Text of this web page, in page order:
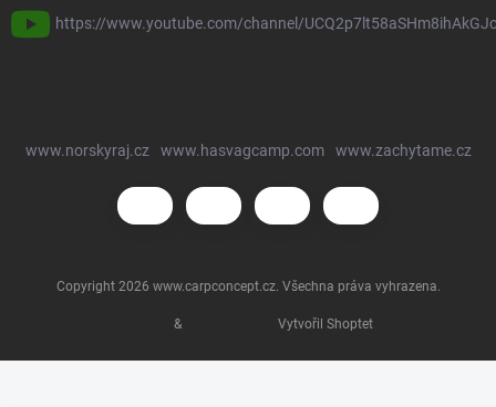
https://www.youtube.com/channel/
www.norskyraj.cz www.hasvagcamp.com www.zachytame.cz
& Vytvořil Shoptet
Copyright 2026 www.carpconcept.cz. Všechna práva vyhrazena.